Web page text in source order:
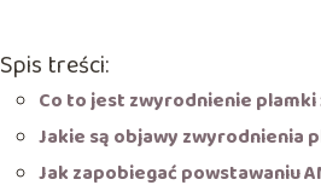
Spis treści:
Co to jest zwyrodnienie plamki
Jakie są objawy zwyrodnienia
Jak zapobiegać powstawaniu